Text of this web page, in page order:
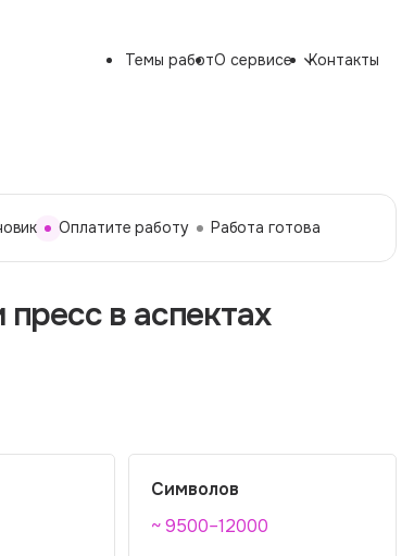
Темы работО сервисе Контакты
Оплатите работу Работа готова
в аспектах
Символов
~ 9500–12000